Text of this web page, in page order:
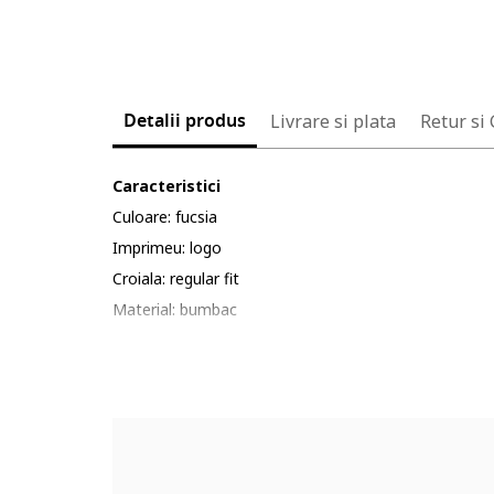
Detalii produs Livrare si plata Retur si
Caracteristici
Culoare: fucsia
Imprimeu: logo
Croiala: regular fit
Material: bumbac